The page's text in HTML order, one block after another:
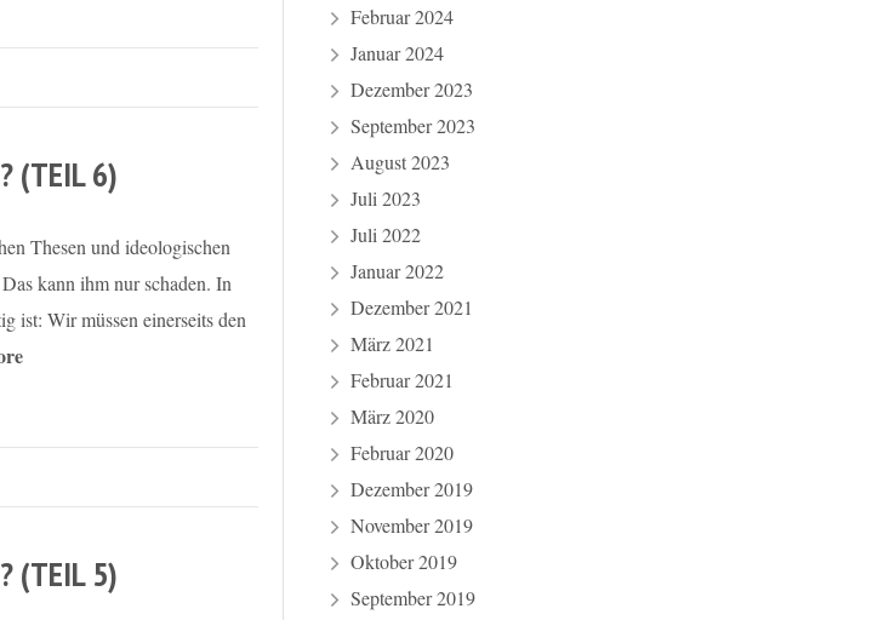
(TEIL 6)
Thesen und ideologischen
kann ihm nur schaden. In
ist: Wir müssen einerseits den
(TEIL 5)
Februar 2024
Januar 2024
Dezember 2023
September 2023
August 2023
Juli 2023
Juli 2022
Januar 2022
Dezember 2021
März 2021
Februar 2021
März 2020
Februar 2020
Dezember 2019
November 2019
Oktober 2019
September 2019